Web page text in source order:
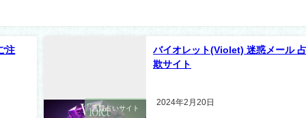
注
悪質占いサイト
バイオレット(Violet) 迷惑メール
欺サイト
2024年2月20日